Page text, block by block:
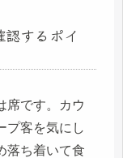
するポイ
席です。カウ
プ客を気にし
落ち着いて食